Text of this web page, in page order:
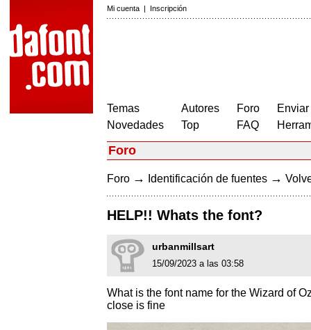
Mi cuenta | Inscripción
Temas
Novedades
Autores
Top
Foro
FAQ
Foro
Foro → Identificación de fuentes →
HELP!! Whats the font?
urbanmillsart
15/09/2023 a las 03:58
What is the font name for the Wizard of
close is fine